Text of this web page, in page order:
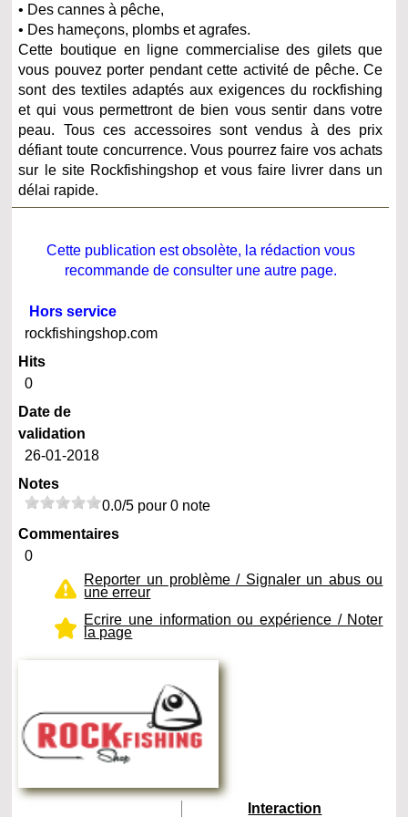
• Des cannes à pêche,
• Des hameçons, plombs et agrafes.
Cette boutique en ligne commercialise des gilets que
vous pouvez porter pendant cette activité de pêche. Ce
sont des textiles adaptés aux exigences du rockfishing
et qui vous permettront de bien vous sentir dans votre
peau. Tous ces accessoires sont vendus à des prix
défiant toute concurrence. Vous pourrez faire vos achats
sur le site Rockfishingshop et vous faire livrer dans un
délai rapide.
Cette publication est obsolète, la rédaction vous
recommande de consulter une autre page.
Hors service
rockfishingshop.com
Hits
0
Date de
validation
26-01-2018
Notes
0.0/5 pour 0 note
Commentaires
0
Reporter un problème / Signaler un abus ou
une erreur
Ecrire une information ou expérience / Noter
la page
Interaction